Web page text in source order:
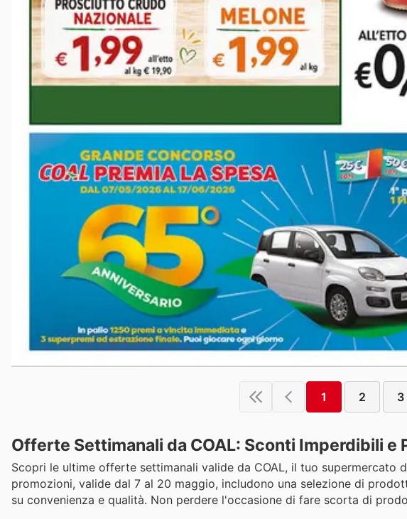
1 2 3
Offerte Settimanali da COAL: Sconti Imperdibili e
Scopri le ultime offerte settimanali valide da COAL, il tuo supermercato
promozioni, valide dal 7 al 20 maggio, includono una selezione di
su convenienza e qualità. Non perdere l'occasione di fare scorta di